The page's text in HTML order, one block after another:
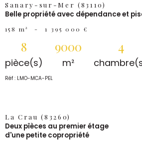
Sanary-sur-Mer (83110)
Belle propriété avec dépendance et
158 m² - 1 395 000 €
8
pièce(s)
9000
m²
4
Réf : LMO-MCA-PEL
La Crau (83260)
Deux pîèces au premier étage
d'une petite copropriété